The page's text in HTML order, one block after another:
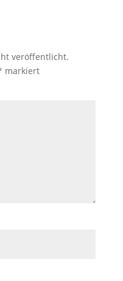
veröffentlicht.
markiert